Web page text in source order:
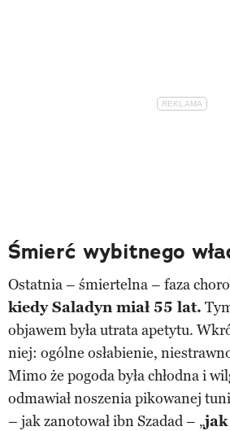
Śmierć wybitnego
Ostatnia – śmiertelna – faza
kiedy Saladyn miał 55 lat.
objawem była utrata apetytu.
niej: ogólne osłabienie,
Mimo że pogoda była chłodna i
odmawiał noszenia pikowanej
– jak zanotował ibn Szadad – „jak